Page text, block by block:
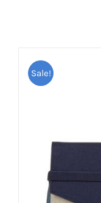
Sale!